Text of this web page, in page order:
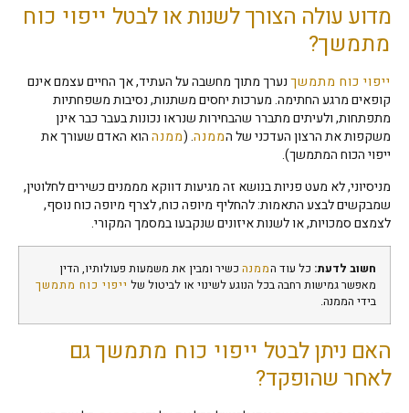
מדוע עולה הצורך לשנות או לבטלייפוי כוח
מתמשך?
ייפוי כוח מתמשךנערך מתוך מחשבה על העתיד, אך החיים עצמם אינם
קופאים מרגע החתימה. מערכות יחסים משתנות, נסיבות משפחתיות
מתפתחות, ולעיתים מתברר שהבחירות שנראו נכונות בעבר כבר אינן
משקפות את הרצון העדכני של הממנה. (ממנההוא האדם שעורך את
ייפוי הכוח המתמשך).
מניסיוני, לא מעט פניות בנושא זה מגיעות דווקא מממנים כשירים לחלוטין,
שמבקשים לבצע התאמות: להחליף מיופה כוח, לצרף מיופה כוח נוסף,
לצמצם סמכויות, או לשנות איזונים שנקבעו במסמך המקורי.
חשוב לדעת:כל עוד ה ממנהכשיר ומבין את משמעות פעולותיו, הדין
מאפשר גמישות רחבה בכל הנוגע לשינוי או לביטול שלייפוי כוח מתמשך
בידי הממנה.
האם ניתן לבטלייפוי כוח מתמשךגם
לאחר שהופקד?